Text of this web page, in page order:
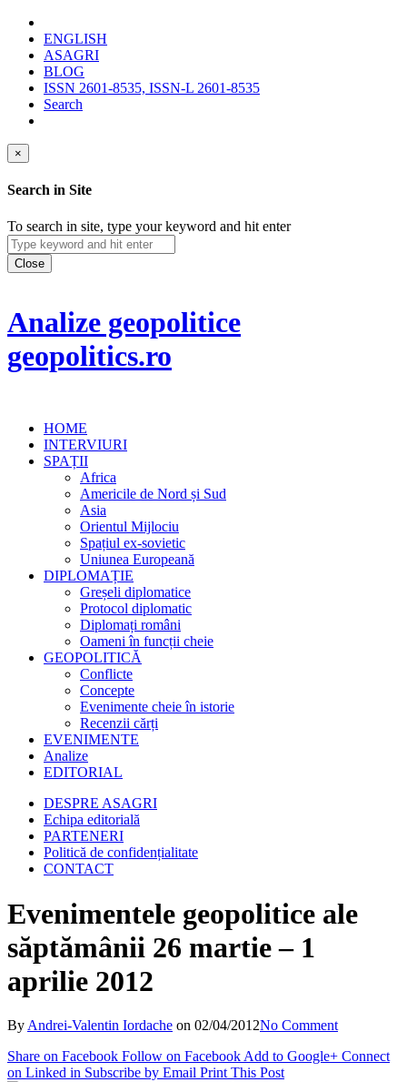
ENGLISH
ASAGRI
BLOG
ISSN 2601-8535, ISSN-L 2601-8535
Search
×
Search in Site
To search in site, type your keyword and hit enter
Close
Analize geopolitice
geopolitics.ro
HOME
INTERVIURI
SPAȚII
Africa
Americile de Nord și Sud
Asia
Orientul Mijlociu
Spațiul ex-sovietic
Uniunea Europeană
DIPLOMAȚIE
Greșeli diplomatice
Protocol diplomatic
Diplomați români
Oameni în funcții cheie
GEOPOLITICĂ
Conflicte
Concepte
Evenimente cheie în istorie
Recenzii cărți
EVENIMENTE
Analize
EDITORIAL
DESPRE ASAGRI
Echipa editorială
PARTENERI
Politică de confidențialitate
CONTACT
Evenimentele geopolitice ale
săptămânii 26 martie – 1
aprilie 2012
By Andrei-Valentin Iordache on 02/04/2012No Comment
Share on Facebook Follow on Facebook Add to Google+ Connect
on Linked in Subscribe by Email Print This Post